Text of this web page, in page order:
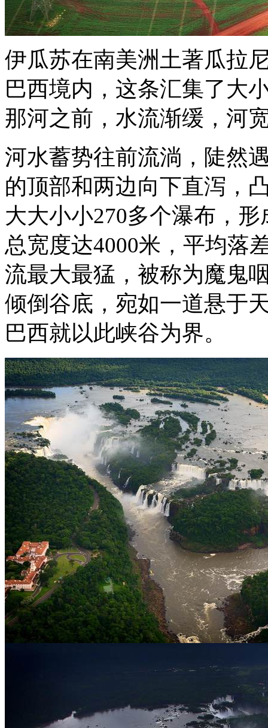
伊瓜苏在南美洲土著瓜拉
巴西境内，这条汇集了大
那河之前，水流渐缓，河
河水蓄势往前流淌，陡然
的顶部和两边向下直泻，
大大小小270多个瀑布，
总宽度达4000米，平均落
流最大最猛，被称为魔鬼
倾倒谷底，宛如一道悬于
巴西就以此峡谷为界。